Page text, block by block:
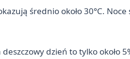
średnio około 30°C.
dzień to tylko około